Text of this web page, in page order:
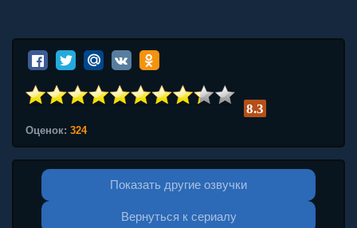
8.3
Оценок: 324
Показать другие озвучки
Вернуться к сериалу